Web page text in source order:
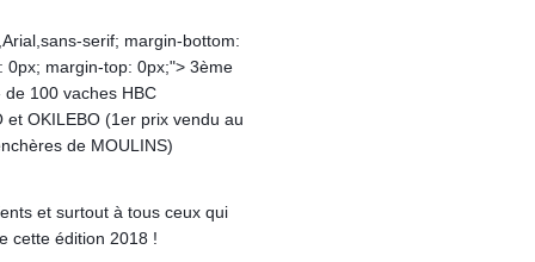
serif; margin-bottom:
margin-top: 0px;"> 3ème
100 vaches HBC
et OKILEBO (1er prix vendu au
de MOULINS)
et surtout à tous ceux qui
cette édition 2018 !